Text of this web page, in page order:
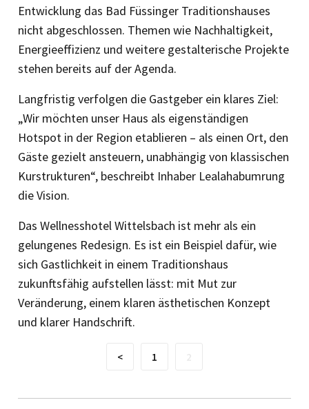
Entwicklung das Bad Füssinger Traditionshauses
nicht abgeschlossen. Themen wie Nachhaltigkeit,
Energieeffizienz und weitere gestalterische Projekte
stehen bereits auf der Agenda.
Langfristig verfolgen die Gastgeber ein klares Ziel:
„Wir möchten unser Haus als eigenständigen
Hotspot in der Region etablieren – als einen Ort, den
Gäste gezielt ansteuern, unabhängig von klassischen
Kurstrukturen“, beschreibt Inhaber Lealahabumrung
die Vision.
Das Wellnesshotel Wittelsbach ist mehr als ein
gelungenes Redesign. Es ist ein Beispiel dafür, wie
sich Gastlichkeit in einem Traditionshaus
zukunftsfähig aufstellen lässt: mit Mut zur
Veränderung, einem klaren ästhetischen Konzept
und klarer Handschrift.
< 1